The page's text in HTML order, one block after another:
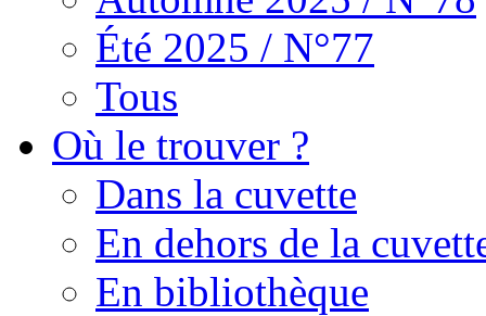
Été 2025 / N°77
Tous
Où le trouver ?
Dans la cuvette
En dehors de la
En bibliothèque